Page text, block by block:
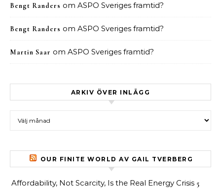
Bengt Randers om ASPO Sveriges framtid?
Bengt Randers om ASPO Sveriges framtid?
Martin Saar om ASPO Sveriges framtid?
ARKIV ÖVER INLÄGG
OUR FINITE WORLD AV GAIL TVERBERG
Affordability, Not Scarcity, Is the Real Energy Crisis 5